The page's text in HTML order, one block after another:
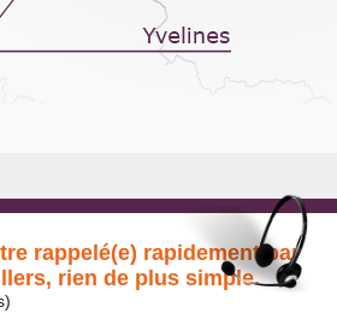
rappelé(e) rapidement par
rien de plus simple.